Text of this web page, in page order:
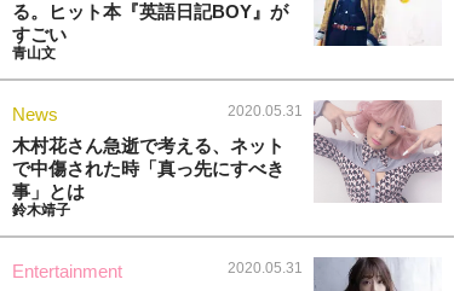
る。ヒット本『英語日記BOY』が
すごい
青山文
News 2020.05.31
木村花さん急逝で考える、ネット
で中傷された時「真っ先にすべき
事」とは
鈴木靖子
Entertainment 2020.05.31